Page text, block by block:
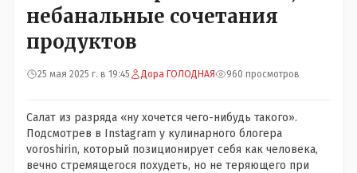
небанальные сочетания
продуктов
25 мая 2025 г. в 19:45 Дора ГОЛОДНАЯ 960 просмотров
Салат из разряда «ну хочется чего-нибудь такого».
Подсмотрев в Instagram у кулинарного блогера
voroshirin, который позиционирует себя как человека,
вечно стремящегося похудеть, но не теряющего при